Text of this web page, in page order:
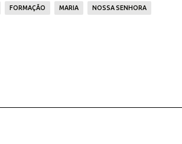
FORMAÇÃO MARIA NOSSA SENHORA